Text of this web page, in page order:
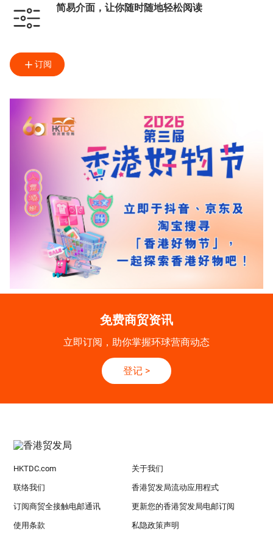
简易介面，让你随时随地轻松阅读
订阅
免费商贸资讯
立即订阅，助你掌握环球营商动态
登记 >
HKTDC.com 关于我们
联络我们 香港贸发局流动应用程式
订阅商贸全接触电邮通讯 更新您的香港贸发局电邮订阅
使用条款 私隐政策声明